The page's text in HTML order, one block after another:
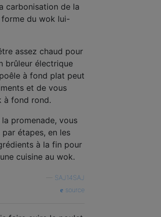
carbonisation de la
du wok lui-
assez chaud pour
brûleur électrique
à fond plat peut
et de vous
à fond rond.
promenade, vous
étapes, en les
à la fin pour
cuisine au wok.
SAJ14SAJ
source